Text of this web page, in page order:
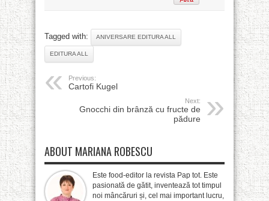
Tagged with: ANIVERSARE EDITURA ALL
EDITURA ALL
Previous:
Cartofi Kugel
Next:
Gnocchi din brânză cu fructe de
pădure
ABOUT MARIANA ROBESCU
Este food-editor la revista Pap tot. Este
pasionată de gătit, inventează tot timpul
noi mâncăruri și, cel mai important lucru,